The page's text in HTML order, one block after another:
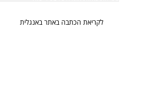
לקריאת הכתבה באתר באנגלית